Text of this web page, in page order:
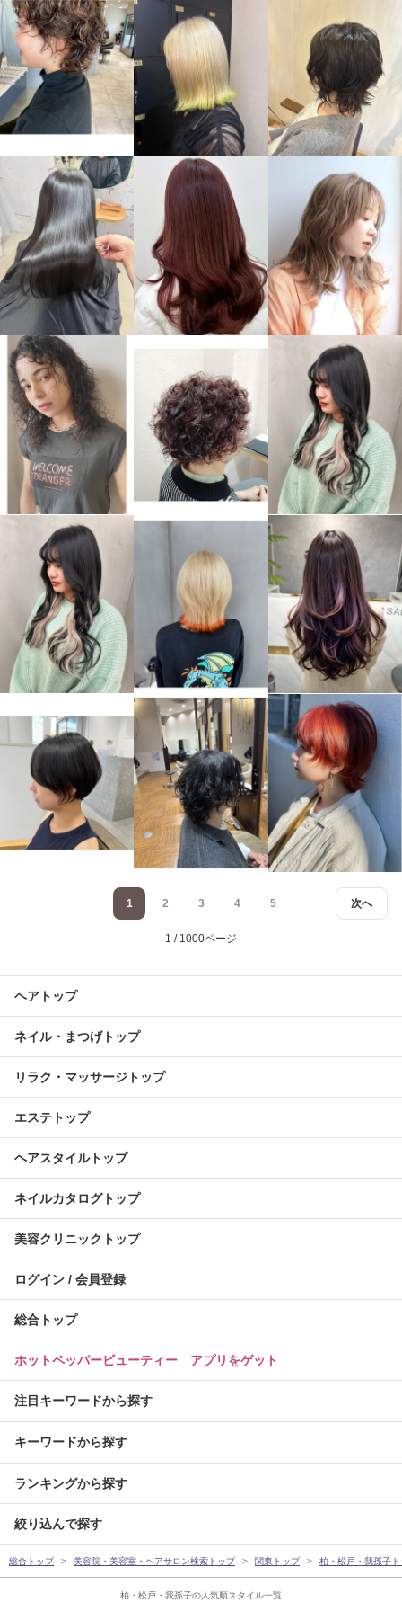
柏・松戸・我孫子の人気順スタイル一覧
次へ
1 2 3 4 5
1 / 1000ページ
ヘアトップ
ネイル・まつげトップ
リラク・マッサージトップ
エステトップ
ヘアスタイルトップ
ネイルカタログトップ
美容クリニックトップ
ログイン / 会員登録
総合トップ
ホットペッパービューティー アプリをゲット
注目キーワードから探す
キーワードから探す
ランキングから探す
絞り込んで探す
総合トップ 美容院・美容室・ヘアサロン検索トップ 関東トップ 柏・松戸・我孫子ト